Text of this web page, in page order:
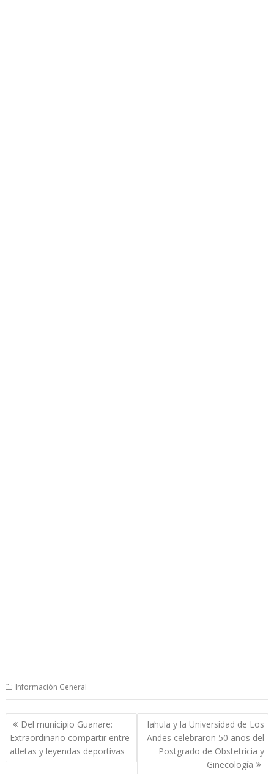
Información General
Navegación
de
entradas
Del municipio Guanare:
Extraordinario compartir entre
atletas y leyendas deportivas
Iahula y la Universidad de Los
Andes celebraron 50 años del
Postgrado de Obstetricia y
Ginecología